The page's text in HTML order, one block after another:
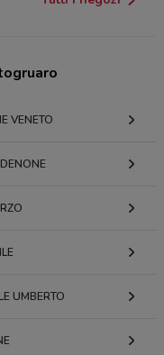
VENETO
UMBERTO